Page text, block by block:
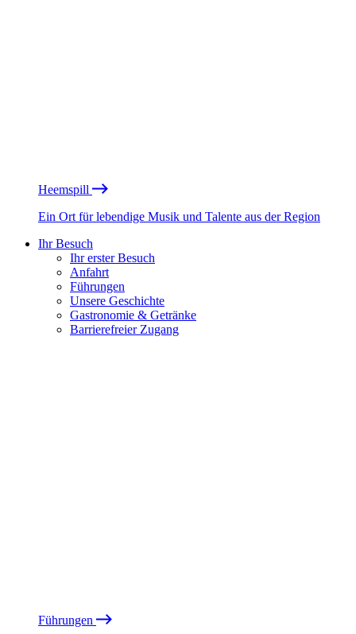
Heemspill
Ein Ort für lebendige Musik und Talente aus der Region
Ihr Besuch
Ihr erster Besuch
Anfahrt
Führungen
Unsere Geschichte
Gastronomie & Getränke
Barrierefreier Zugang
Führungen